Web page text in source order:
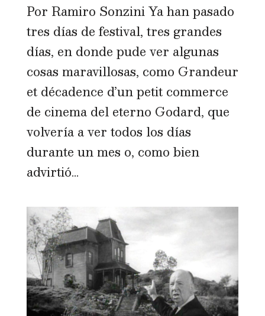
Por Ramiro Sonzini Ya han pasado
tres días de festival, tres grandes
días, en donde pude ver algunas
cosas maravillosas, como Grandeur
et décadence d’un petit commerce
de cinema del eterno Godard, que
volvería a ver todos los días
durante un mes o, como bien
advirtió...